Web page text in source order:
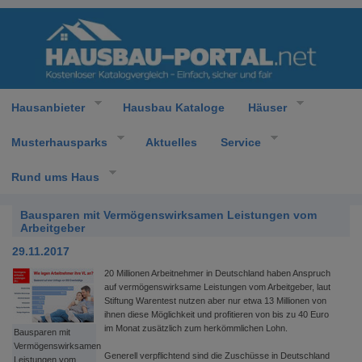
Hausanbieter Hausbau Kataloge Häuser
Musterhausparks Aktuelles Service
Rund ums Haus
Bausparen mit Vermögenswirksamen Leistungen vom
Arbeitgeber
29.11.2017
Bausparen mit
Vermögenswirksamen
Leistungen vom
20 Millionen Arbeitnehmer in Deutschland haben Anspruch
auf vermögenswirksame Leistungen vom Arbeitgeber, laut
Stiftung Warentest nutzen aber nur etwa 13 Millionen von
ihnen diese Möglichkeit und profitieren von bis zu 40 Euro
im Monat zusätzlich zum herkömmlichen Lohn.
Generell verpflichtend sind die Zuschüsse in Deutschland